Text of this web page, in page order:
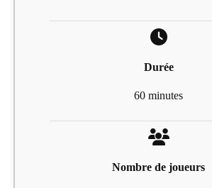
Durée
60 minutes
Nombre de joueurs